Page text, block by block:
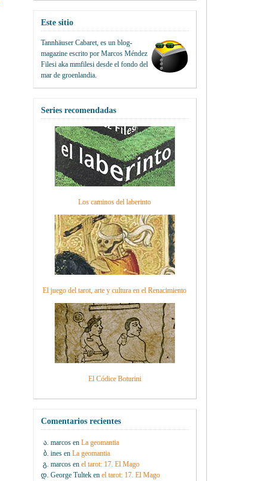
Este sitio
Tannhäuser Cabaret, es un blog-
magazine escrito por Marcos Méndez
Filesiaka mmfilesi desde el fondo del
mar de groenlandia.
Series recomendadas
Los caminos del laberinto
El juego del tarot, arte y cultura en el Renacimiento
El Códice Boturini
Comentarios recientes
marcosen La geomantia
inesen La geomantia
marcosen el tarot: 17. El Mago
George Tulteken el tarot: 17. El Mago